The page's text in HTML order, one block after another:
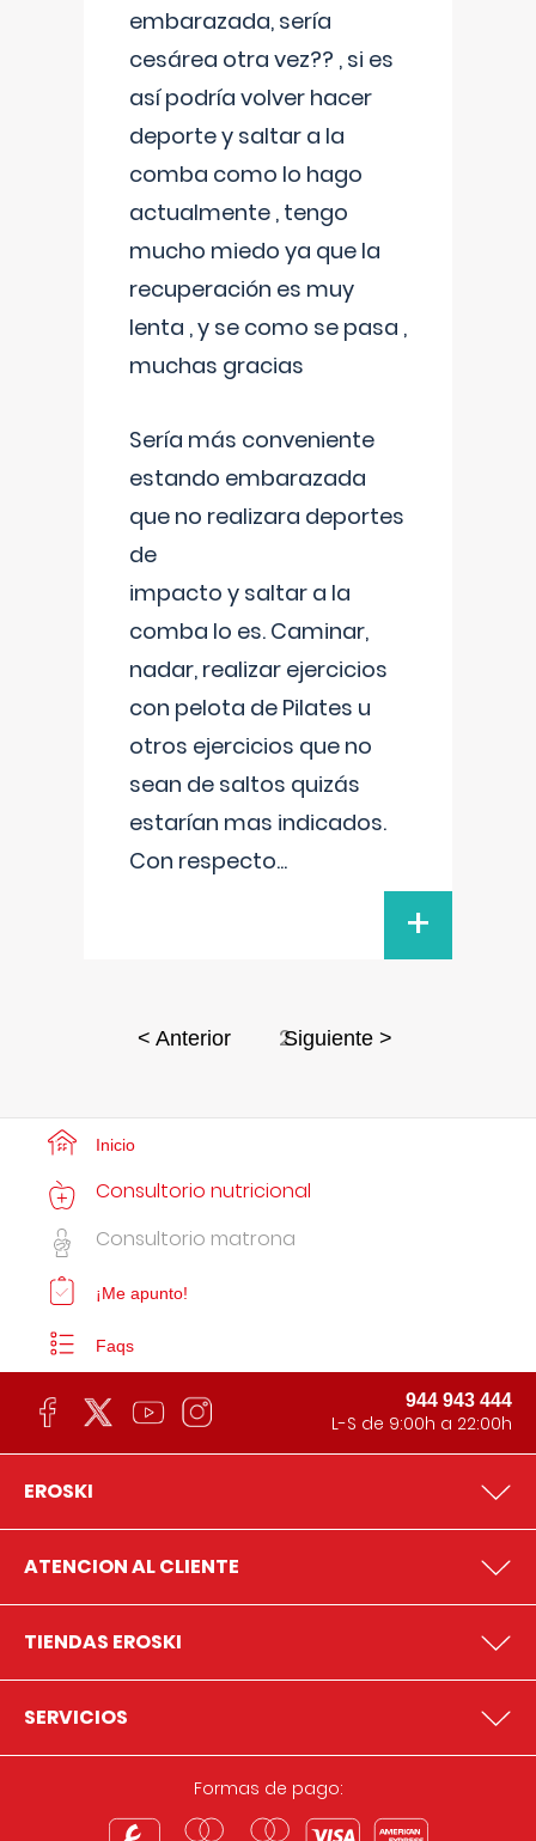
embarazada, sería
cesárea otra vez?? , si es
así podría volver hacer
deporte y saltar a la
comba como lo hago
actualmente , tengo
mucho miedo ya que la
recuperación es muy
lenta , y se como se pasa ,
muchas gracias
Sería más conveniente
estando embarazada
que no realizara deportes
de
impacto y saltar a la
comba lo es. Caminar,
nadar, realizar ejercicios
con pelota de Pilates u
otros ejercicios que no
sean de saltos quizás
estarían mas indicados.
Con respecto...
+
< Anterior 2Siguiente >
Inicio
Consultorio nutricional
Consultorio matrona
¡Me apunto!
Faqs
944 943 444
L-S de 9:00h a 22:00h
EROSKI
ATENCION AL CLIENTE
TIENDAS EROSKI
SERVICIOS
Formas de pago: